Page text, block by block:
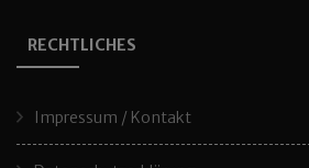
RECHTLICHES
Impressum / Kontakt